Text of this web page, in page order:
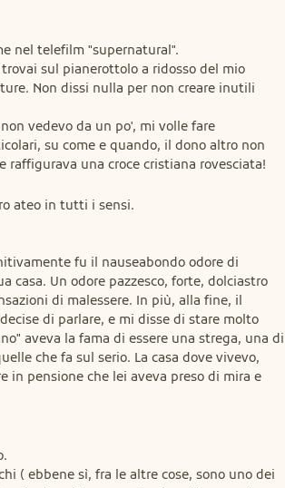
nel telefilm "supernatural".
sul pianerottolo a ridosso del mio
Non dissi nulla per non creare inutili
vedevo da un po', mi volle fare
su come e quando, il dono altro non
raffigurava una croce cristiana rovesciata!
ateo in tutti i sensi.
fu il nauseabondo odore di
casa. Un odore pazzesco, forte, dolciastro
di malessere. In più, alla fine, il
di parlare, e mi disse di stare molto
aveva la fama di essere una strega, una di
che fa sul serio. La casa dove vivevo,
in pensione che lei aveva preso di mira e
( ebbene sì, fra le altre cose, sono uno dei